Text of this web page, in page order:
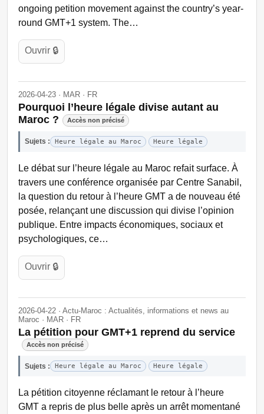
ongoing petition movement against the country’s year-
round GMT+1 system. The…
Ouvrir 🔒
2026-04-23 · MAR · FR
Pourquoi l’heure légale divise autant au
Maroc ?
Accès non précisé
Sujets : Heure légale au Maroc Heure légale
Le débat sur l’heure légale au Maroc refait surface. À
travers une conférence organisée par Centre Sanabil,
la question du retour à l’heure GMT a de nouveau été
posée, relançant une discussion qui divise l’opinion
publique. Entre impacts économiques, sociaux et
psychologiques, ce…
Ouvrir 🔒
2026-04-22 · Actu-Maroc : Actualités, informations et news au
Maroc · MAR · FR
La pétition pour GMT+1 reprend du service
Accès non précisé
Sujets : Heure légale au Maroc Heure légale
La pétition citoyenne réclamant le retour à l’heure
GMT a repris de plus belle après un arrêt momentané